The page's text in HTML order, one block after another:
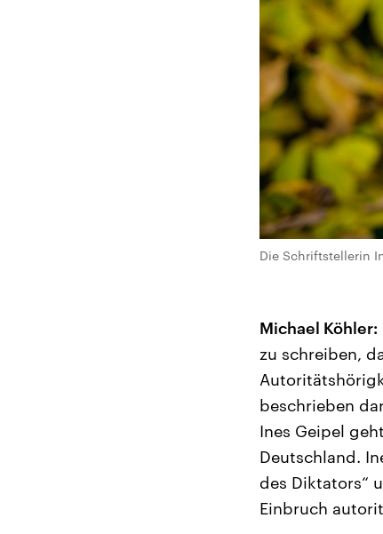
Die Schriftstellerin
Michael Köhler:
zu schreiben,
beschrieben
Ines Geipel
Deutschland.
des Diktators“
Einbruch